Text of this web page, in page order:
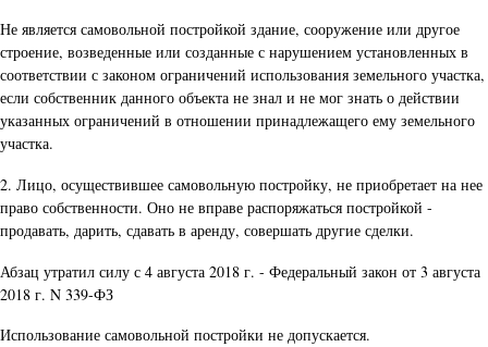
Не является самовольной постройкой здание, сооружение или другое
строение, возведенные или созданные с нарушением установленных в
соответствии с законом ограничений использования земельного участка,
если собственник данного объекта не знал и не мог знать о действии
указанных ограничений в отношении принадлежащего ему земельного
участка.
2. Лицо, осуществившее самовольную постройку, не приобретает на нее
право собственности. Оно не вправе распоряжаться постройкой -
продавать, дарить, сдавать в аренду, совершать другие сделки.
Абзац утратил силу с 4 августа 2018 г. - Федеральный закон от 3 августа
2018 г. N 339-ФЗ
Использование самовольной постройки не допускается.